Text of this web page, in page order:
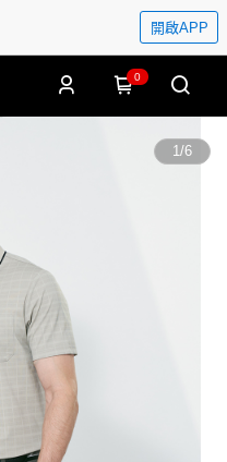
開啟APP
0
1/6